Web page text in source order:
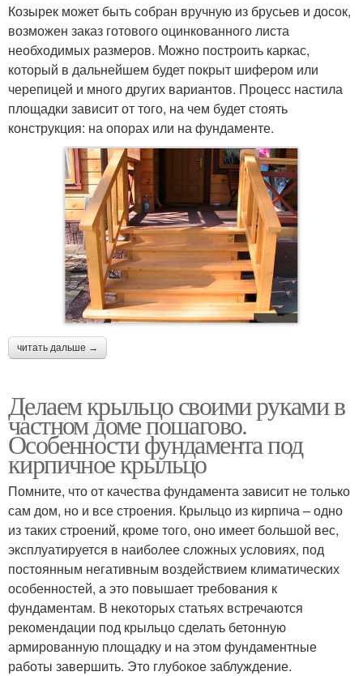
крыльца
Ступени для крыльца Пристройка из крыльца
Козырек может быть собран вручную из брусьев и досок,
возможен заказ готового оцинкованного листа
необходимых размеров. Можно построить каркас,
который в дальнейшем будет покрыт шифером или
черепицей и много других вариантов. Процесс настила
площадки зависит от того, на чем будет стоять
конструкция: на опорах или на фундаменте.
читать дальше →
Делаем крыльцо своими руками в
частном доме пошагово.
Особенности фундамента под
кирпичное крыльцо
Помните, что от качества фундамента зависит не только
сам дом, но и все строения. Крыльцо из кирпича – одно
из таких строений, кроме того, оно имеет большой вес,
эксплуатируется в наиболее сложных условиях, под
постоянным негативным воздействием климатических
особенностей, а это повышает требования к
фундаментам. В некоторых статьях встречаются
рекомендации под крыльцо сделать бетонную
армированную площадку и на этом фундаментные
работы завершить. Это глубокое заблуждение.